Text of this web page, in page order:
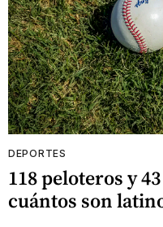
DEPORTES
118 peloteros y
cuántos son